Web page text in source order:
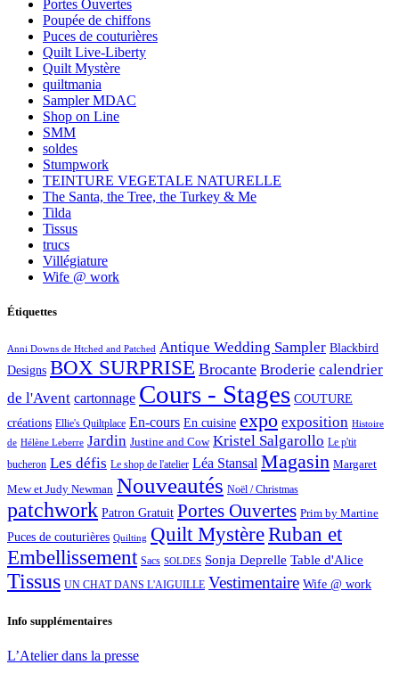
Portes Ouvertes
Poupée de chiffons
Puces de couturières
Quilt Live-Liberty
Quilt Mystère
quiltmania
Sampler MDAC
Shop on Line
SMM
soldes
Stumpwork
TEINTURE VEGETALE NATURELLE
The Santa, the Tree, the Turkey & Me
Tilda
Tissus
trucs
Villégiature
Wife @ work
Étiquettes
Anni Downs de Htched and Patched Antique Wedding Sampler Blackbird
Designs BOX SURPRISE Brocante Broderie calendrier
de l'Avent cartonnage Cours - Stages COUTURE
créations Ellie's Quiltplace En-cours En cuisine expo exposition Histoire
de Hélène Leberre Jardin Justine and Cow Kristel Salgarollo Le p'tit
bucheron Les défis Le shop de l'atelier Léa Stansal Magasin Margaret
Mew et Judy Newman Nouveautés Noël / Christmas
patchwork Patron Gratuit Portes Ouvertes Prim by Martine
Puces de couturières Quilting Quilt MystèreRuban et
Embellissement Sacs SOLDES Sonja Deprelle Table d'Alice
Tissus UN CHAT DANS L'AIGUILLE Vestimentaire Wife @ work
Info supplémentaires
L’Atelier dans la presse